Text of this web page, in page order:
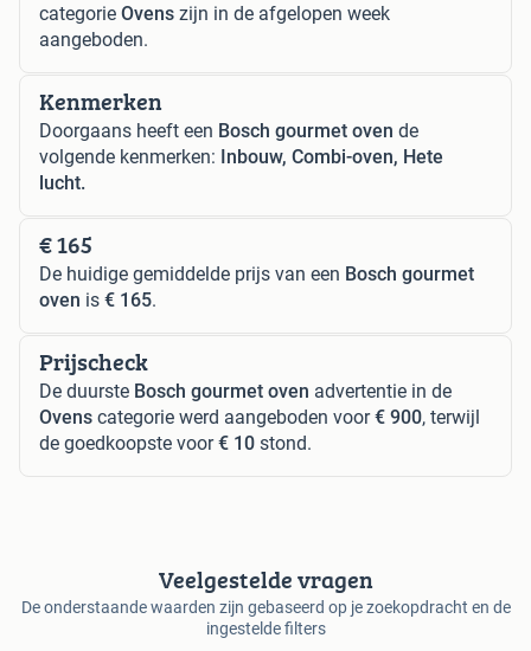
categorie Ovens zijn in de afgelopen week
aangeboden.
Kenmerken
Doorgaans heeft een Bosch gourmet oven de
volgende kenmerken: Inbouw, Combi-oven, Hete
lucht.
€ 165
De huidige gemiddelde prijs van een Bosch gourmet
oven is € 165.
Prijscheck
De duurste Bosch gourmet oven advertentie in de
Ovens categorie werd aangeboden voor€ 900, terwijl
de goedkoopste voor€ 10 stond.
Veelgestelde vragen
De onderstaande waarden zijn gebaseerd op je zoekopdracht en de
ingestelde filters